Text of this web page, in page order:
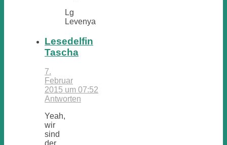
Lg
Levenya
Lesedelfin
Tascha
7.
Februar
2015 um 07:52
Antworten
Yeah,
wir
sind